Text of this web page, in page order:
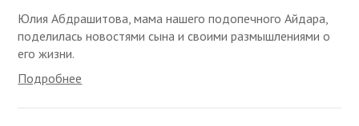
Юлия Абдрашитова, мама нашего подопечного Айдара,
поделилась новостями сына и своими размышлениями о
его жизни.
Подробнее